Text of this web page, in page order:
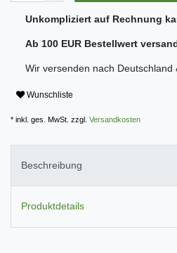
Unkompliziert auf Rechnung
Ab 100 EUR Bestellwert
Wir versenden nach
Wunschliste
* inkl. ges. MwSt. zzgl. Versandkosten
Beschreibung
Produktdetails